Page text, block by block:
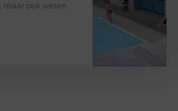
maar ook weten